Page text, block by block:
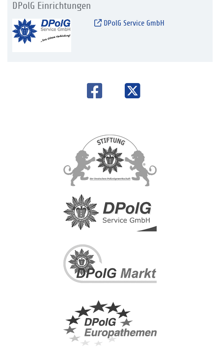
DPolG Einrichtungen
DPolG Service GmbH